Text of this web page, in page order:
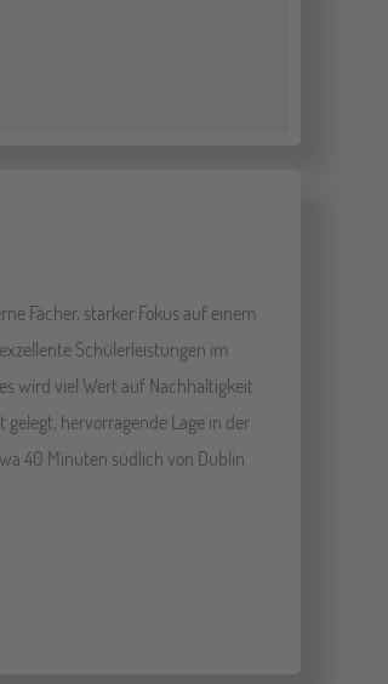
Fächer, starker Fokus auf einem
Schülerleistungen im
wird viel Wert auf Nachhaltigkeit
gelegt, hervorragende Lage in der
40 Minuten südlich von Dublin